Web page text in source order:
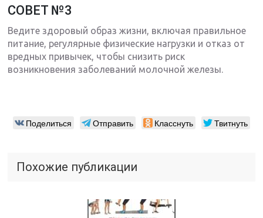
СОВЕТ №3
Ведите здоровый образ жизни, включая правильное
питание, регулярные физические нагрузки и отказ от
вредных привычек, чтобы снизить риск
возникновения заболеваний молочной железы.
Поделиться Отправить Класснуть Твитнуть
Похожие публикации